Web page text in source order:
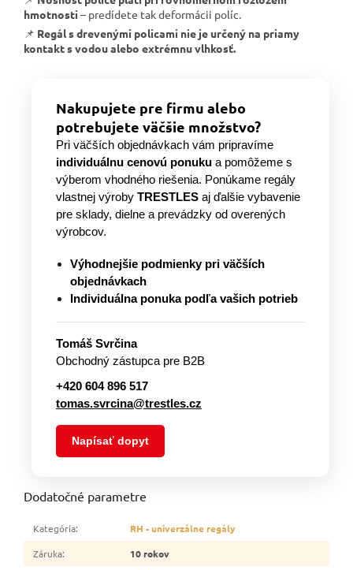
hmotnosti – predídete tak deformácii políc.
📌 Regál s drevenými policami nie je určený na priamy
kontakt s vodou alebo extrémnu vlhkosť.
Nakupujete pre firmu alebo
potrebujete väčšie množstvo?
Pri väčších objednávkach vám pripravíme
individuálnu cenovú ponuku a pomôžeme s
výberom vhodného riešenia. Ponúkame regály
vlastnej výroby TRESTLES aj ďalšie vybavenie
pre sklady, dielne a prevádzky od overených
výrobcov.
Výhodnejšie podmienky pri väčších
objednávkach
Individuálna ponuka podľa vašich potrieb
Tomáš Svrčina
Obchodný zástupca pre B2B
+420 604 896 517
tomas.svrcina@trestles.cz
Napísať dopyt
Dodatočné parametre
Kategória:
RH - univerzálne regály
Záruka:
10 rokov